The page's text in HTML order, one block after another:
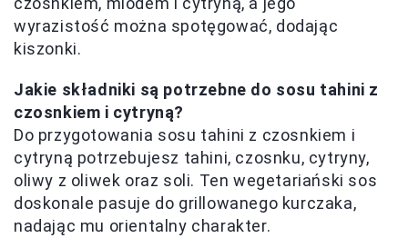
wyrazistość można spotęgować, dodając
kiszonki.
Jakie składniki są potrzebne do sosu tahini z
czosnkiem i cytryną?
Do przygotowania sosu tahini z czosnkiem i
cytryną potrzebujesz tahini, czosnku, cytryny,
oliwy z oliwek oraz soli. Ten wegetariański sos
doskonale pasuje do grillowanego kurczaka,
nadając mu orientalny charakter.